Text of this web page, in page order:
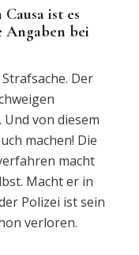
ist es
Angaben bei
Der
von diesem
machen! Die
macht
Macht er in
Polizei ist sein
verloren.